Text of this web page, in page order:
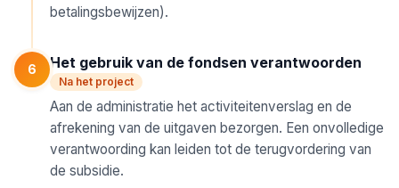
betalingsbewijzen).
6 Het gebruik van de fondsen verantwoorden
Na het project
Aan de administratie het activiteitenverslag en de
afrekening van de uitgaven bezorgen. Een onvolledige
verantwoording kan leiden tot de terugvordering van
de subsidie.